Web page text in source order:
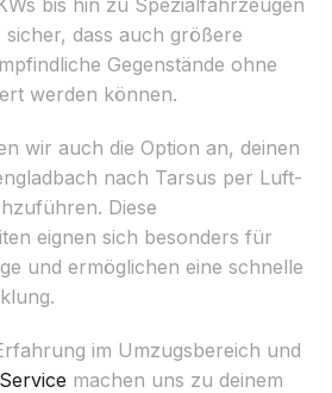
dass auch größere
Gegenstände ohne
werden können.
wir auch die Option an, deinen
nach Tarsus per Luft-
Diese
eignen sich besonders für
und ermöglichen eine schnelle
im Umzugsbereich und
Service machen uns zu deinem